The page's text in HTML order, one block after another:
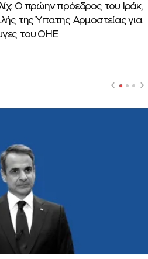
Ο πρώην πρόεδρος του Ιράκ,
της Ύπατης Αρμοστείας για
του ΟΗΕ